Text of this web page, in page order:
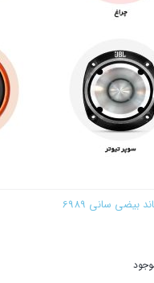
بیضی سانی 6989